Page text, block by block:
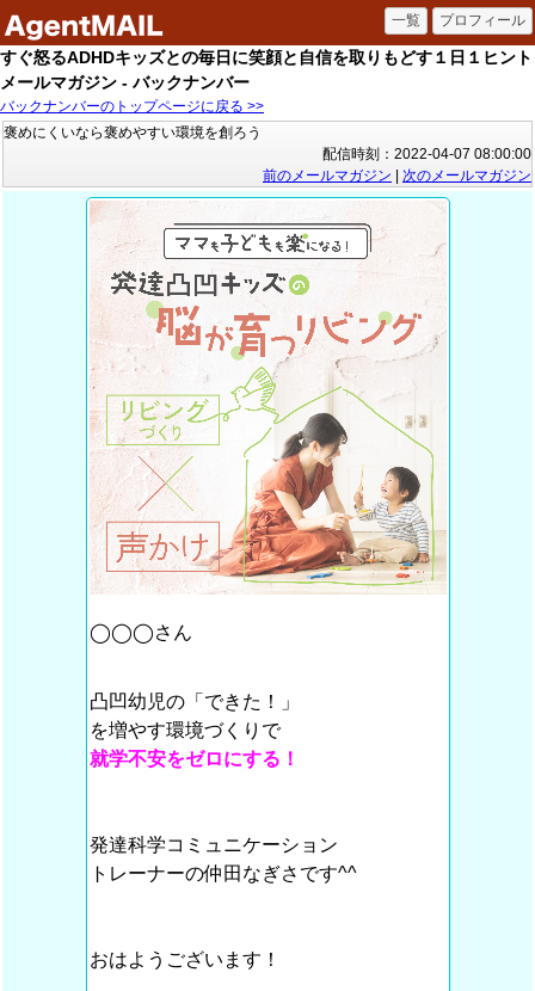
すぐ怒るADHDキッズとの毎日に笑顔と自信を取りもどす１日１ヒント
メールマガジン - バックナンバー
バックナンバーのトップページに戻る >>
褒めにくいなら褒めやすい環境を創ろう
配信時刻：2022-04-07 08:00:00
前のメールマガジン
次のメールマガジン
◯◯◯さん
凸凹幼児の「できた！」
を増やす環境づくりで
就学不安をゼロにする！
発達科学コミュニケーション
トレーナーの仲田なぎさです^^
おはようございます！